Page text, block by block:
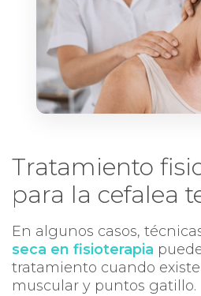
Tratamiento
para la cefalea
En algunos casos,
seca en fisioterapia
tratamiento cuando
muscular y puntos gatillo.